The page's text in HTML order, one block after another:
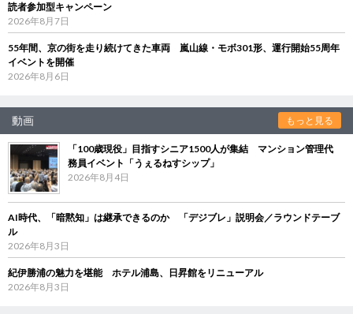
読者参加型キャンペーン
2026年8月7日
55年間、京の街を走り続けてきた車両 嵐山線・モボ301形、運行開始55周年
イベントを開催
2026年8月6日
動画 もっと見る
「100歳現役」目指すシニア1500人が集結 マンション管理代
務員イベント「うぇるねすシップ」
2026年8月4日
AI時代、「暗黙知」は継承できるのか 「デジブレ」説明会／ラウンドテーブ
ル
2026年8月3日
紀伊勝浦の魅力を堪能 ホテル浦島、日昇館をリニューアル
2026年8月3日